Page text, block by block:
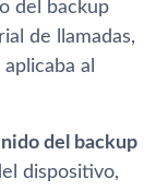
del backup
de llamadas,
al
del backup
dispositivo,